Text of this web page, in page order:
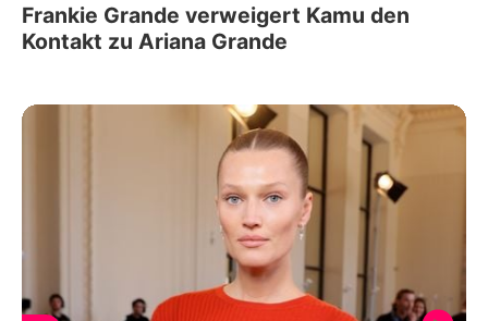
Frankie Grande verweigert Kamu den
Kontakt zu Ariana Grande